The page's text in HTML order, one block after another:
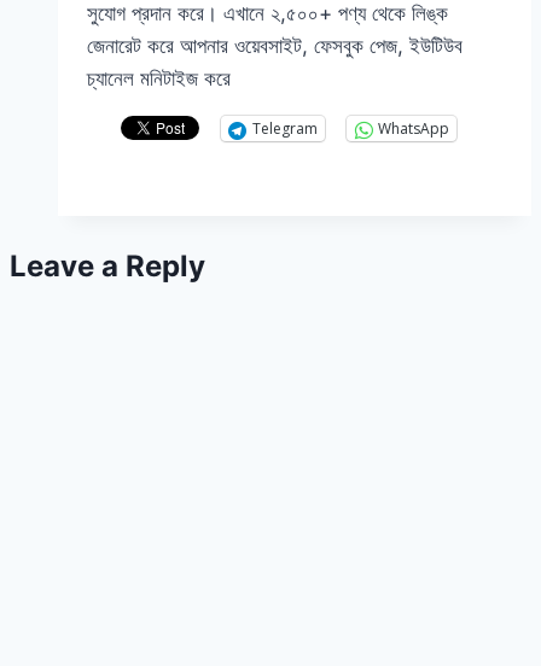
সুযোগ প্রদান করে। এখানে ২,৫০০+ পণ্য থেকে লিঙ্ক
জেনারেট করে আপনার ওয়েবসাইট, ফেসবুক পেজ, ইউটিউব
চ্যানেল মনিটাইজ করে
Telegram WhatsApp
Leave a Reply